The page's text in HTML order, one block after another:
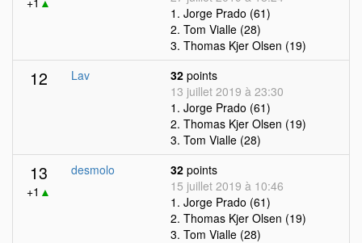
1. Jorge Prado (61)
2. Tom Vialle (28)
3. Thomas Kjer Olsen (19)
12 Lav 32 points
13 juillet 2019 à 23:30
1. Jorge Prado (61)
2. Thomas Kjer Olsen (19)
3. Tom Vialle (28)
13
+1 ▲
desmolo 32 points
15 juillet 2019 à 10:46
1. Jorge Prado (61)
2. Thomas Kjer Olsen (19)
3. Tom Vialle (28)